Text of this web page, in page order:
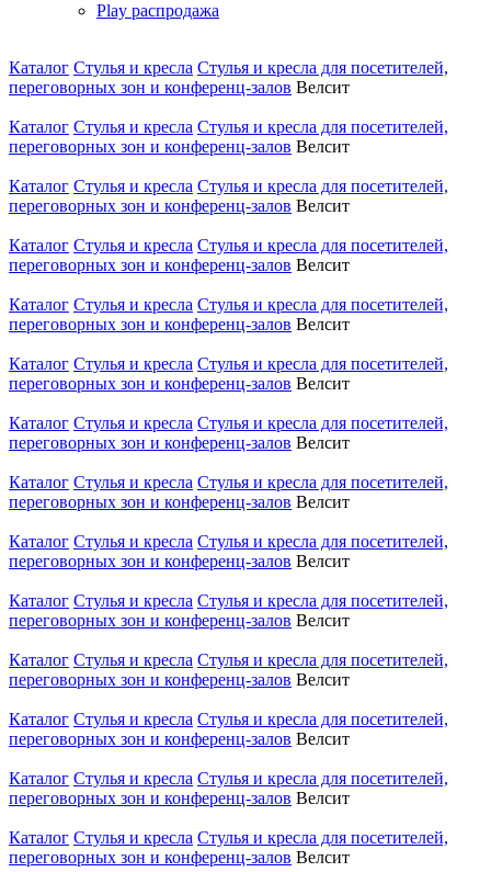
Play распродажа
Каталог Стулья и кресла Стулья и кресла для посетителей,
переговорных зон и конференц-залов Велсит
Каталог Стулья и кресла Стулья и кресла для посетителей,
переговорных зон и конференц-залов Велсит
Каталог Стулья и кресла Стулья и кресла для посетителей,
переговорных зон и конференц-залов Велсит
Каталог Стулья и кресла Стулья и кресла для посетителей,
переговорных зон и конференц-залов Велсит
Каталог Стулья и кресла Стулья и кресла для посетителей,
переговорных зон и конференц-залов Велсит
Каталог Стулья и кресла Стулья и кресла для посетителей,
переговорных зон и конференц-залов Велсит
Каталог Стулья и кресла Стулья и кресла для посетителей,
переговорных зон и конференц-залов Велсит
Каталог Стулья и кресла Стулья и кресла для посетителей,
переговорных зон и конференц-залов Велсит
Каталог Стулья и кресла Стулья и кресла для посетителей,
переговорных зон и конференц-залов Велсит
Каталог Стулья и кресла Стулья и кресла для посетителей,
переговорных зон и конференц-залов Велсит
Каталог Стулья и кресла Стулья и кресла для посетителей,
переговорных зон и конференц-залов Велсит
Каталог Стулья и кресла Стулья и кресла для посетителей,
переговорных зон и конференц-залов Велсит
Каталог Стулья и кресла Стулья и кресла для посетителей,
переговорных зон и конференц-залов Велсит
Каталог Стулья и кресла Стулья и кресла для посетителей,
переговорных зон и конференц-залов Велсит